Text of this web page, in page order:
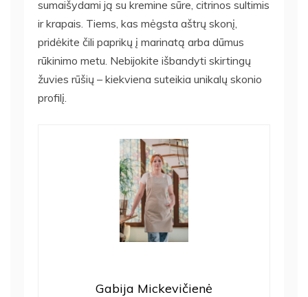
sumaišydami ją su kremine sūre, citrinos sultimis
ir krapais. Tiems, kas mėgsta aštrų skonį,
pridėkite čili paprikų į marinatą arba dūmus
rūkinimo metu. Nebijokite išbandyti skirtingų
žuvies rūšių – kiekviena suteikia unikalų skonio
profilį.
Gabija Mickevičienė